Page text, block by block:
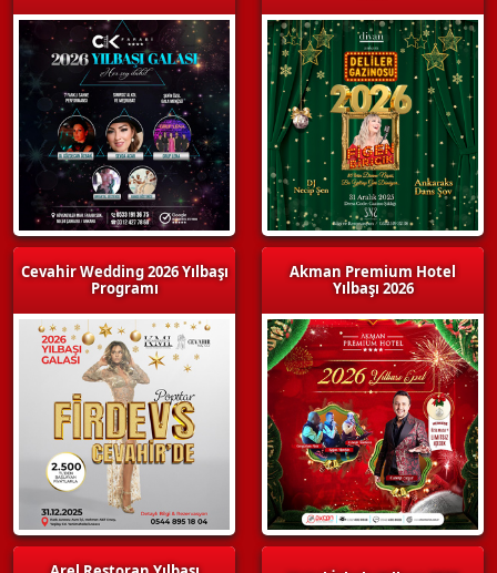
Cevahir Wedding 2026 Yılbaşı
Programı
Akman Premium Hotel
Yılbaşı 2026